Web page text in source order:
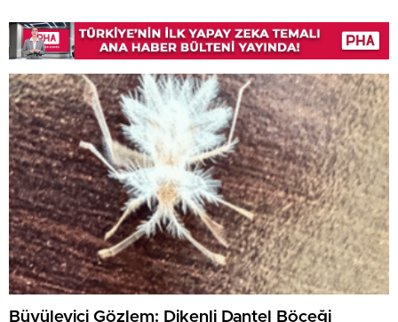
Büyüleyici Gözlem: Dikenli Dantel Böceği